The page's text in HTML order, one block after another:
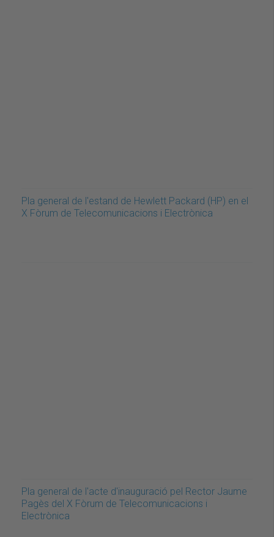
Pla general de l'estand de Hewlett Packard (HP) en el
X Fòrum de Telecomunicacions i Electrònica
Pla general de l'acte d'inauguració pel Rector Jaume
Pagès del X Fòrum de Telecomunicacions i
Electrònica